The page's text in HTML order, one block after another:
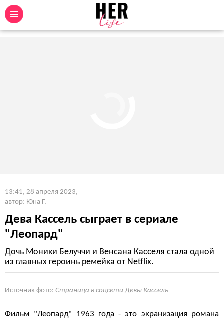
13:41, 28 апреля 2023,
автор: Юна Г.
Дева Кассель сыграет в сериале
"Леопард"
Дочь Моники Белуччи и Венсана Касселя стала одной
из главных героинь ремейка от Netflix.
Источник фото: Страница в соцсети Девы Кассель
Фильм "Леопард" 1963 года - это экранизация романа